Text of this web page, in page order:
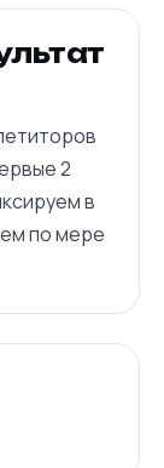
2
в
по мере